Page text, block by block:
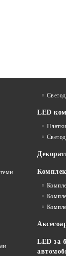
LED
Платки
LED за